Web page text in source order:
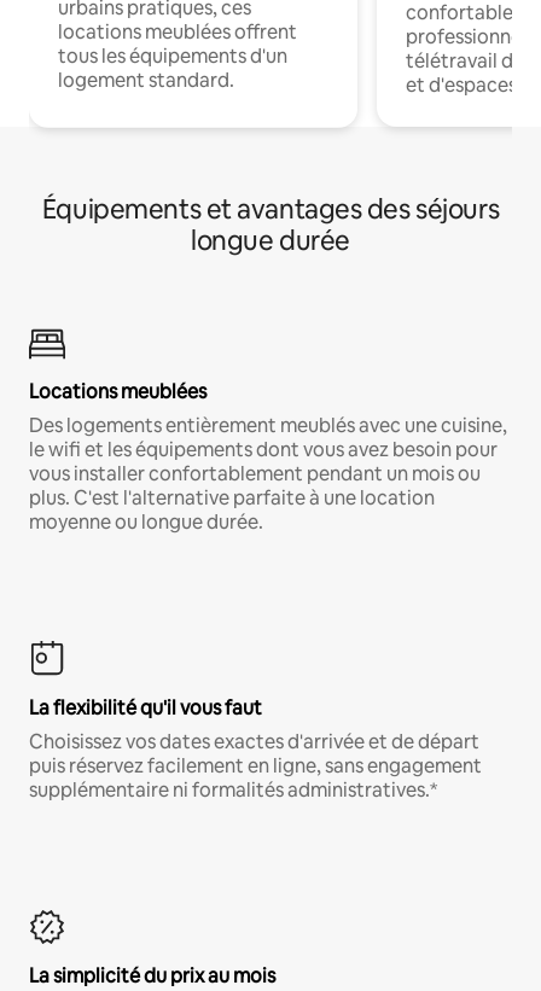
urbains pratiques, ces
locations meublées offrent
tous les équipements d'un
logement standard.
confortables
professionnels
télétravail
et d'espaces
Équipements et avantages des séjours
longue durée
Locations meublées
Des logements entièrement meublés avec une cuisine,
le wifi et les équipements dont vous avez besoin pour
vous installer confortablement pendant un mois ou
plus. C'est l'alternative parfaite à une location
moyenne ou longue durée.
La flexibilité qu'il vous faut
Choisissez vos dates exactes d'arrivée et de départ
puis réservez facilement en ligne, sans engagement
supplémentaire ni formalités administratives.*
La simplicité du prix au mois